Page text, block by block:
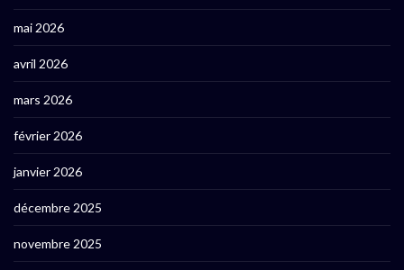
mai 2026
avril 2026
mars 2026
février 2026
janvier 2026
décembre 2025
novembre 2025